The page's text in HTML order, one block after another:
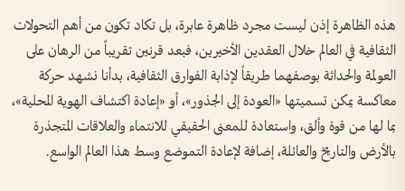
هذه الظاهرة إذن ليست مجرد ظاهرة عابرة، بل تكاد تكون من أهم التحولات
الثقافية في العالم خلال العقدين الأخيرين، فبعد قرنين تقريباً من الرهان على
العولمة والحداثة بوصفهما طريقاً لإذابة الفوارق الثقافية، بدأنا نشهد حركة
معاكسة يمكن تسميتها «العودة إلى الجذور»، أو «إعادة اكتشاف الهوية المحلية»،
بما لها من قوة وألق، واستعادة للمعنى الحقيقي للانتماء والعلاقات المتجذرة
بالأرض والتاريخ والعائلة، إضافة لإعادة التموضع وسط هذا العالم الواسع.